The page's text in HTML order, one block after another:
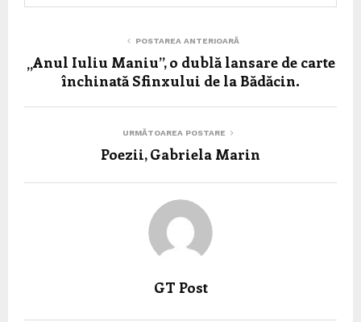
POSTAREA ANTERIOARĂ
„Anul Iuliu Maniu”, o dublă lansare de carte
închinată Sfinxului de la Bădăcin.
URMĂTOAREA POSTARE
Poezii, Gabriela Marin
GT Post